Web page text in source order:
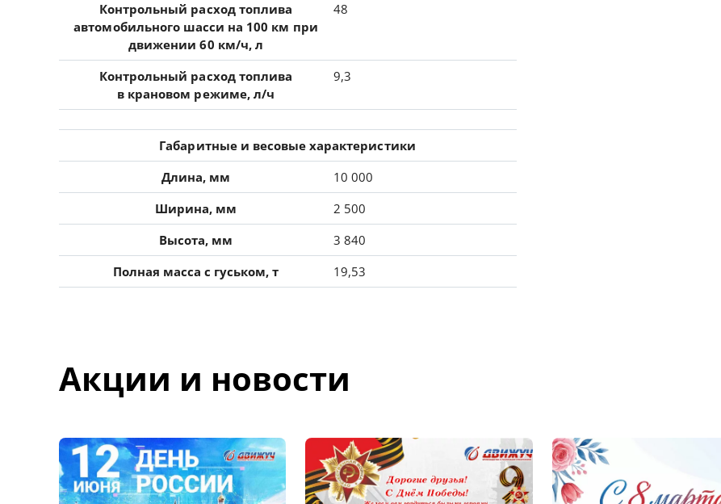
Контрольный расход топлива
автомобильного шасси на 100 км при
движении 60 км/ч, л
48
Контрольный расход топлива
в крановом режиме, л/ч
9,3
Габаритные и весовые характеристики
Длина, мм
10 000
Ширина, мм
2 500
Высота, мм
3 840
Полная масса с гуськом, т
19,53
Акции и новости